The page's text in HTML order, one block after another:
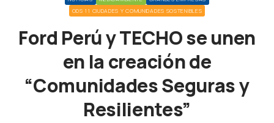
ODS 11 CIUDADES Y COMUNIDADES SOSTENIBLES
Ford Perú y TECHO se unen
en la creación de
“Comunidades Seguras y
Resilientes”